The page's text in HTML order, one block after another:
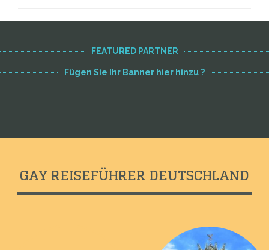
FEATURED PARTNER
Fügen Sie Ihr Banner hier hinzu ?
GAY REISEFÜHRER DEUTSCHLAND